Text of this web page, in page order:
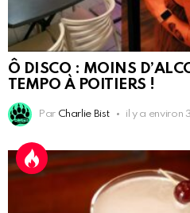
Ô DISCO : MOINS
TEMPO À POITIERS !
Par Charlie Bist il y a environ